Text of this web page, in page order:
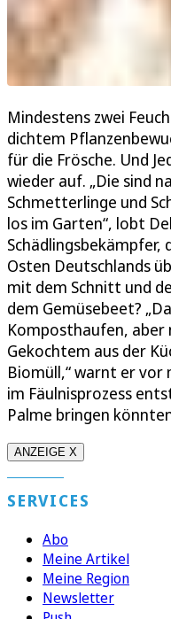
Mindestens zwei
dichtem
für die Frösche. Und
wieder auf. „Die sind
Schmetterlinge und
los im Garten“, lobt
Schädlingsbekämpfer,
Osten Deutschlands
mit dem Schnitt und
dem Gemüsebeet?
Komposthaufen, aber
Gekochtem aus der
Biomüll,“ warnt er vor
im Fäulnisprozess
Palme bringen
ANZEIGE X
SERVICES
Abo
Meine Artikel
Meine Region
Newsletter